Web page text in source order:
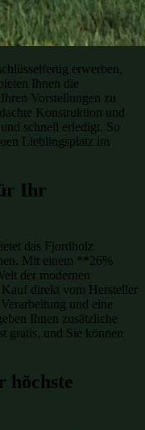
erwerben,
Ihnen die
Vorstellungen zu
Konstruktion und
schnell erledigt. So
Lieblingsplatz im
Ihr
das Fjordholz
Mit einem **26%
der modernen
Kauf direkt vom Hersteller
und eine
Ihnen zusätzliche
gratis, und Sie können
höchste